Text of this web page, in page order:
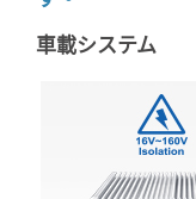
車載システム